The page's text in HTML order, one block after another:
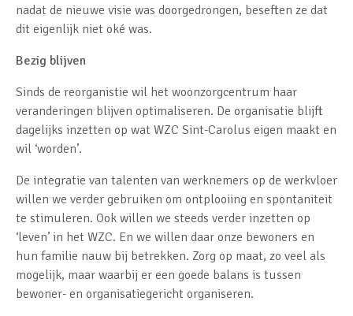
nadat de nieuwe visie was doorgedrongen, beseften ze dat
dit eigenlijk niet oké was.
Bezig blijven
Sinds de reorganistie wil het woonzorgcentrum haar
veranderingen blijven optimaliseren. De organisatie blijft
dagelijks inzetten op wat WZC Sint-Carolus eigen maakt en
wil ‘worden’.
De integratie van talenten van werknemers op de werkvloer
willen we verder gebruiken om ontplooiing en spontaniteit
te stimuleren. Ook willen we steeds verder inzetten op
‘leven’ in het WZC. En we willen daar onze bewoners en
hun familie nauw bij betrekken. Zorg op maat, zo veel als
mogelijk, maar waarbij er een goede balans is tussen
bewoner- en organisatiegericht organiseren.